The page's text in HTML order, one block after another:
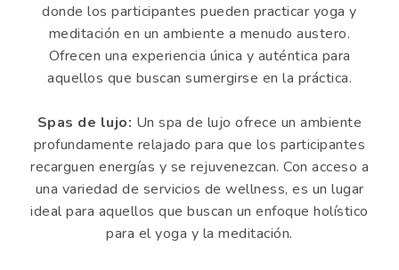
donde los participantes pueden practicar yoga y
meditación en un ambiente a menudo austero.
Ofrecen una experiencia única y auténtica para
aquellos que buscan sumergirse en la práctica.
Spas de lujo: Un spa de lujo ofrece un ambiente
profundamente relajado para que los participantes
recarguen energías y se rejuvenezcan. Con acceso a
una variedad de servicios de wellness, es un lugar
ideal para aquellos que buscan un enfoque holístico
para el yoga y la meditación.